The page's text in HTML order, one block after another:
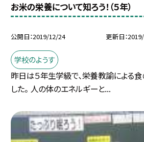
お米の栄養について知ろう！（５年）
公開日 2019/12/24 更新日
学校のようす
昨日は５年生学級で、栄養教諭による
した。 人の体のエネルギーと...